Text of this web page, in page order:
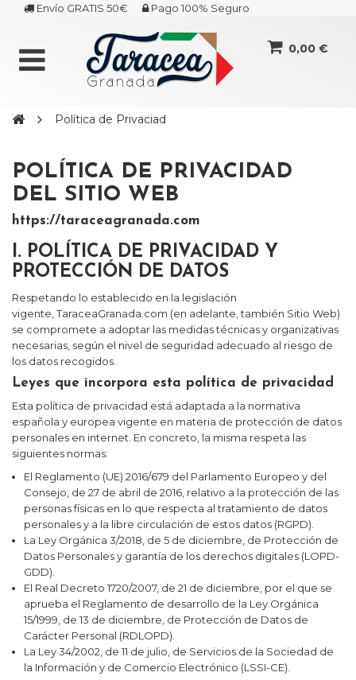
Envío GRATIS 50€ Pago 100% Seguro
0,00 €
Política de Privaciad
POLÍTICA DE PRIVACIDAD
DEL SITIO WEB
https://taraceagranada.com
I. POLÍTICA DE PRIVACIDAD Y
PROTECCIÓN DE DATOS
Respetando lo establecido en la legislación
vigente,TaraceaGranada.com (en adelante, también Sitio Web)
se compromete a adoptar las medidas técnicas y organizativas
necesarias, según el nivel de seguridad adecuado al riesgo de
los datos recogidos.
Leyes que incorpora esta política de privacidad
Esta política de privacidad está adaptada a la normativa
española y europea vigente en materia de protección de datos
personales en internet. En concreto, la misma respeta las
siguientes normas:
El Reglamento (UE) 2016/679 del Parlamento Europeo y del
Consejo, de 27 de abril de 2016, relativo a la protección de las
personas físicas en lo que respecta al tratamiento de datos
personales y a la libre circulación de estos datos (RGPD).
La Ley Orgánica 3/2018, de 5 de diciembre, de Protección de
Datos Personales y garantía de los derechos digitales (LOPD-
GDD).
El Real Decreto 1720/2007, de 21 de diciembre, por el que se
aprueba el Reglamento de desarrollo de la Ley Orgánica
15/1999, de 13 de diciembre, de Protección de Datos de
Carácter Personal (RDLOPD).
La Ley 34/2002, de 11 de julio, de Servicios de la Sociedad de
la Información y de Comercio Electrónico (LSSI-CE).